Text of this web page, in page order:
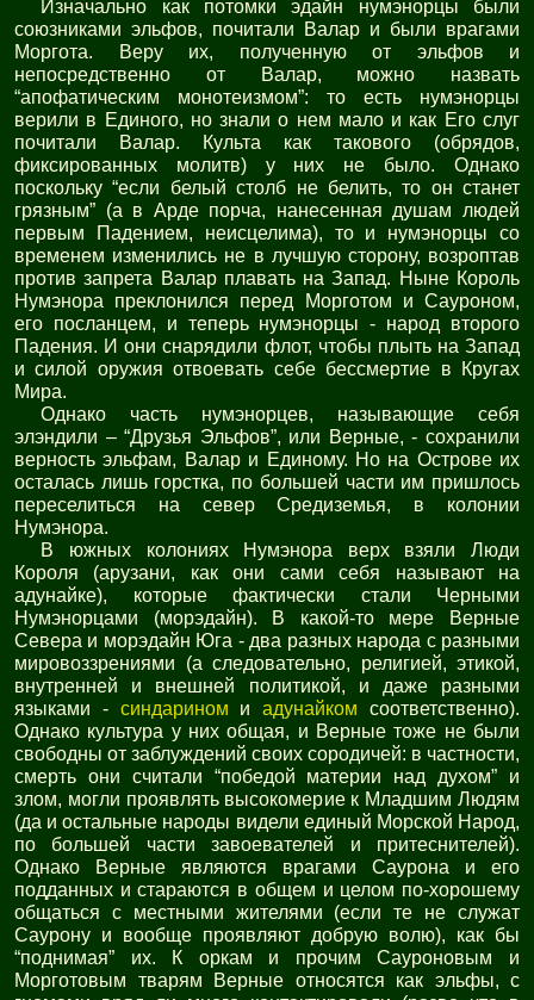
Изначально как потомки эдайн нумэнорцы были
союзниками эльфов, почитали Валар и были врагами
Моргота. Веру их, полученную от эльфов и
непосредственно от Валар, можно назвать
“апофатическим монотеизмом”: то есть нумэнорцы
верили в Единого, но знали о нем мало и как Его слуг
почитали Валар. Культа как такового (обрядов,
фиксированных молитв) у них не было. Однако
поскольку “если белый столб не белить, то он станет
грязным” (а в Арде порча, нанесенная душам людей
первым Падением, неисцелима), то и нумэнорцы со
временем изменились не в лучшую сторону, возроптав
против запрета Валар плавать на Запад. Ныне Король
Нумэнора преклонился перед Морготом и Сауроном,
его посланцем, и теперь нумэнорцы - народ второго
Падения. И они снарядили флот, чтобы плыть на Запад
и силой оружия отвоевать себе бессмертие в Кругах
Мира.
Однако часть нумэнорцев, называющие себя
элэндили – “Друзья Эльфов”, или Верные, - сохранили
верность эльфам, Валар и Единому. Но на Острове их
осталась лишь горстка, по большей части им пришлось
переселиться на север Средиземья, в колонии
Нумэнора.
В южных колониях Нумэнора верх взяли Люди
Короля (арузани, как они сами себя называют на
адунайке), которые фактически стали Черными
Нумэнорцами (морэдайн). В какой-то мере Верные
Севера и морэдайн Юга - два разных народа с разными
мировоззрениями (а следовательно, религией, этикой,
внутренней и внешней политикой, и даже разными
языками - синдарином иадунайком соответственно).
Однако культура у них общая, и Верные тоже не были
свободны от заблуждений своих сородичей: в частности,
смерть они считали “победой материи над духом” и
злом, могли проявлять высокомерие к Младшим Людям
(да и остальные народы видели единый Морской Народ,
по большей части завоевателей и притеснителей).
Однако Верные являются врагами Саурона и его
подданных и стараются в общем и целом по-хорошему
общаться с местными жителями (если те не служат
Саурону и вообще проявляют добрую волю), как бы
“поднимая” их. К оркам и прочим Сауроновым и
Морготовым тварям Верные относятся как эльфы, с